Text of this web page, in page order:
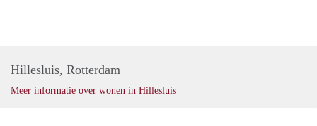
Hillesluis, Rotterdam
Meer informatie over wonen in Hillesluis